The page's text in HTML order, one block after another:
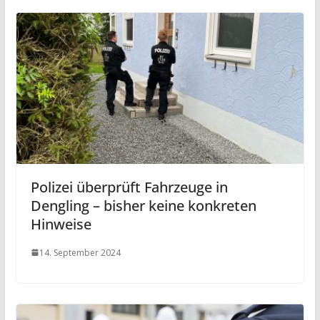
Polizei überprüft Fahrzeuge in
Dengling – bisher keine konkreten
Hinweise
14. September 2024